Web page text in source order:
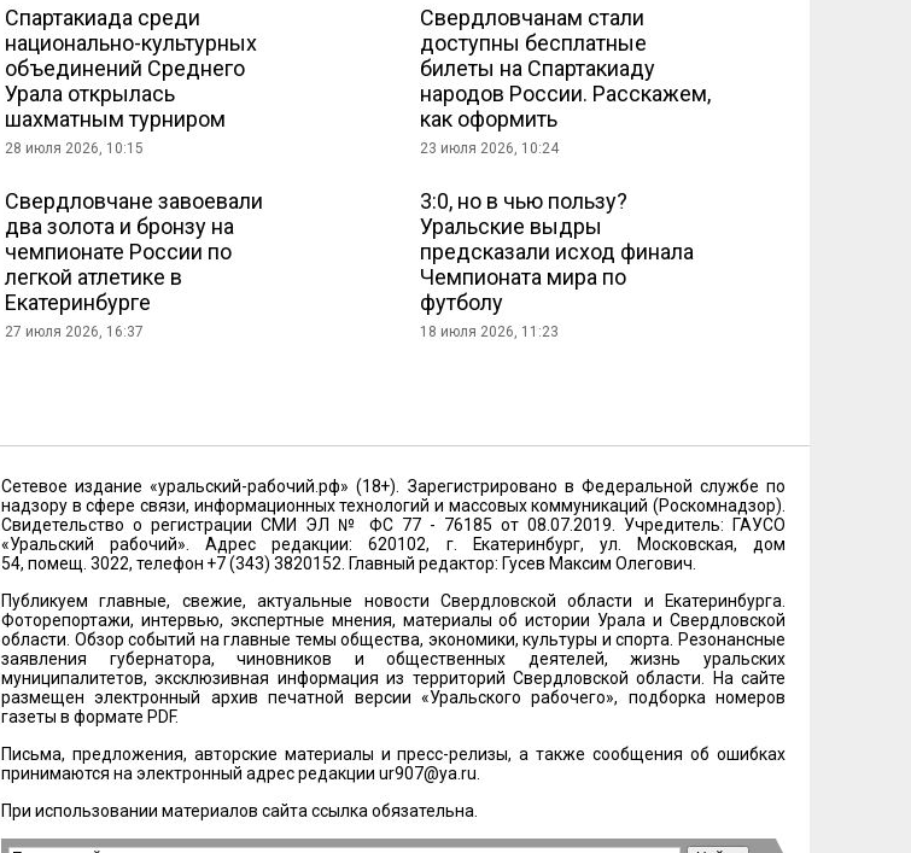
Спартакиада среди
национально-культурных
объединений Среднего
Урала открылась
шахматным турниром
28 июля 2026, 10:15
Свердловчане завоевали
два золота и бронзу на
чемпионате России по
легкой атлетике в
Екатеринбурге
27 июля 2026, 16:37
Свердловчанам стали
доступны бесплатные
билеты на Спартакиаду
народов России. Расскажем,
как оформить
23 июля 2026, 10:24
3:0, но в чью пользу?
Уральские выдры
предсказали исход финала
Чемпионата мира по
футболу
18 июля 2026, 11:23
Сетевое издание «уральский-рабочий.рф» (18+). Зарегистрировано в Федеральной службе по
надзору в сфере связи, информационных технологий и массовых коммуникаций (Роскомнадзор).
Свидетельство о регистрации СМИ ЭЛ № ФС 77 - 76185 от 08.07.2019. Учредитель: ГАУСО
«Уральский рабочий». Адрес редакции: 620102, г. Екатеринбург, ул. Московская, дом
54, помещ. 3022, телефон +7 (343) 3820152. Главный редактор: Гусев Максим Олегович.
Публикуем главные, свежие, актуальные новости Свердловской области и Екатеринбурга.
Фоторепортажи, интервью, экспертные мнения, материалы об истории Урала и Свердловской
области. Обзор событий на главные темы общества, экономики, культуры и спорта. Резонансные
заявления губернатора, чиновников и общественных деятелей, жизнь уральских
муниципалитетов, эксклюзивная информация из территорий Свердловской области. На сайте
размещен электронный архив печатной версии «Уральского рабочего», подборка номеров
газеты в формате PDF.
Письма, предложения, авторские материалы и пресс-релизы, а также сообщения об ошибках
принимаются на электронный адрес редакции ur907@ya.ru
При использовании материалов сайта ссылка обязательна.